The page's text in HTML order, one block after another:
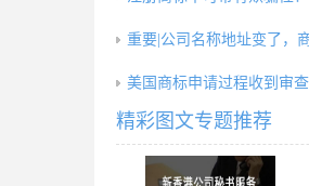
重要|公司名称地址变了，
美国商标申请过程收到审
精彩图文专题推荐